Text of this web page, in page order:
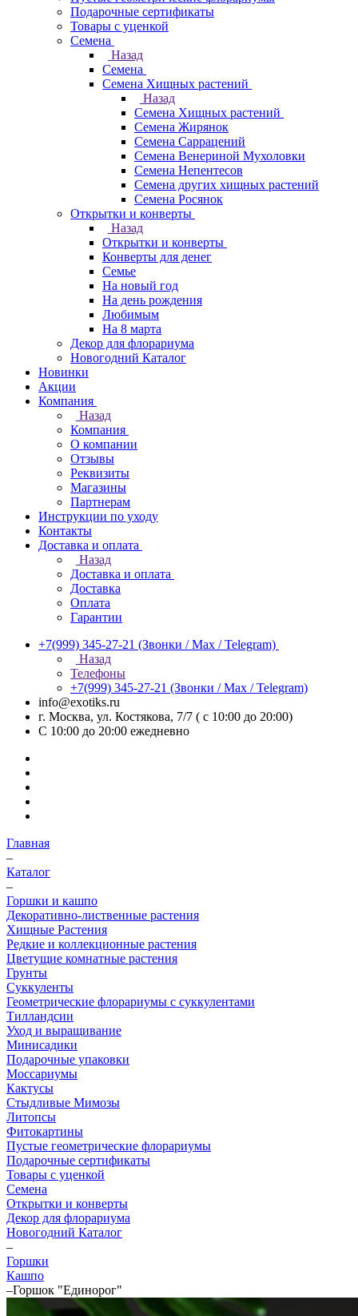
Подарочные сертификаты
Товары с уценкой
Семена
Назад
Семена
Семена Хищных растений
Назад
Семена Хищных растений
Семена Жирянок
Семена Саррацений
Семена Венериной Мухоловки
Семена Непентесов
Семена других хищных растений
Семена Росянок
Открытки и конверты
Назад
Открытки и конверты
Конверты для денег
Семье
На новый год
На день рождения
Любимым
На 8 марта
Декор для флорариума
Новогодний Каталог
Новинки
Акции
Компания
Назад
Компания
О компании
Отзывы
Реквизиты
Магазины
Партнерам
Инструкции по уходу
Контакты
Доставка и оплата
Назад
Доставка и оплата
Доставка
Оплата
Гарантии
+7(999) 345-27-21 (Звонки / Max / Telegram)
Назад
Телефоны
+7(999) 345-27-21 (Звонки / Max / Telegram)
info@exotiks.ru
г. Москва, ул. Костякова, 7/7 ( с 10:00 до 20:00)
С 10:00 до 20:00 ежедневно
Главная
–
Каталог
–
Горшки и кашпо
Декоративно-лиственные растения
Хищные Растения
Редкие и коллекционные растения
Цветущие комнатные растения
Грунты
Суккуленты
Геометрические флорариумы с суккулентами
Тилландсии
Уход и выращивание
Минисадики
Подарочные упаковки
Моссариумы
Кактусы
Стыдливые Мимозы
Литопсы
Фитокартины
Пустые геометрические флорариумы
Подарочные сертификаты
Товары с уценкой
Семена
Открытки и конверты
Декор для флорариума
Новогодний Каталог
–
Горшки
Кашпо
–Горшок "Единорог"